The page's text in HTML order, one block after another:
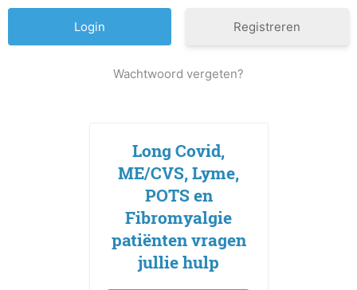
Registreren
Wachtwoord vergeten?
Long Covid,
ME/CVS, Lyme,
POTS en
Fibromyalgie
patiënten vragen
jullie hulp